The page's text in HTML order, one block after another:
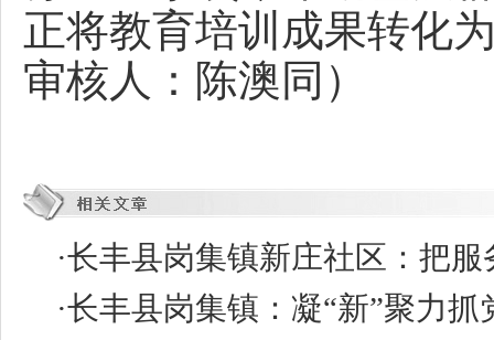
正将教育培训成果转化
审核人：陈澳同）
·长丰县岗集镇新庄社区：把服
·长丰县岗集镇：凝“新”聚力抓